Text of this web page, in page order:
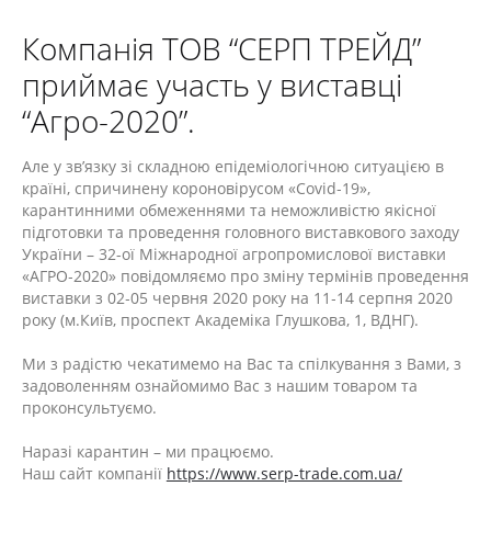
Компанія ТОВ “СЕРП ТРЕЙД”
приймає участь у виставці
“Агро-2020”.
Але у зв’язку зі складною епідеміологічною ситуацією в
країні, спричинену короновірусом «Covid‑19»,
карантинними обмеженнями та неможливістю якісної
підготовки та проведення головного виставкового заходу
України – 32-ої Міжнародної агропромислової виставки
«АГРО‑2020» повідомляємо про зміну термінів проведення
виставки з 02‑05 червня 2020 року на 11‑14 серпня 2020
року (м.Київ, проспект Академіка Глушкова, 1, ВДНГ).
Ми з радістю чекатимемо на Вас та спілкування з Вами, з
задоволенням ознайомимо Вас з нашим товаром та
проконсультуємо.
Наразі карантин – ми працюємо.
Наш сайт компанії https://www.serp-trade.com.ua/